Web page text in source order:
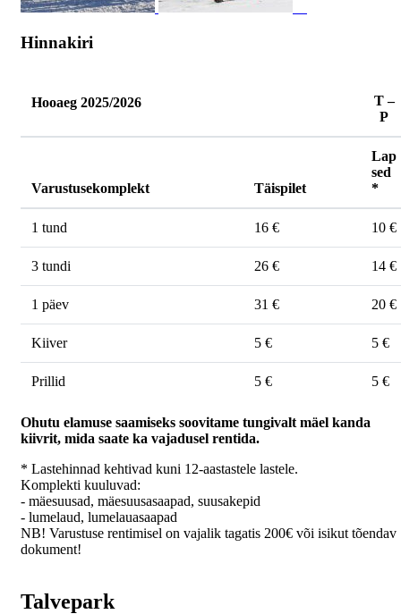
Hinnakiri
Hooaeg 2025/2026
T –
P
Varustusekomplekt Täispilet
Lap
sed
*
1 tund 16 € 10 €
3 tundi 26 € 14 €
1 päev 31 € 20 €
Kiiver 5 € 5 €
Prillid 5 € 5 €
Ohutu elamuse saamiseks soovitame tungivalt mäel kanda
kiivrit, mida saate ka vajadusel rentida.
* Lastehinnad kehtivad kuni 12-aastastele lastele.
Komplekti kuuluvad:
- mäesuusad, mäesuusasaapad, suusakepid
- lumelaud, lumelauasaapad
NB! Varustuse rentimisel on vajalik tagatis 200€ või isikut tõendav
dokument!
Talvepark